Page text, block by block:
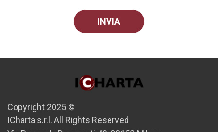
Copyright 2025 ©
ICharta s.r.l. All Rights Reserved